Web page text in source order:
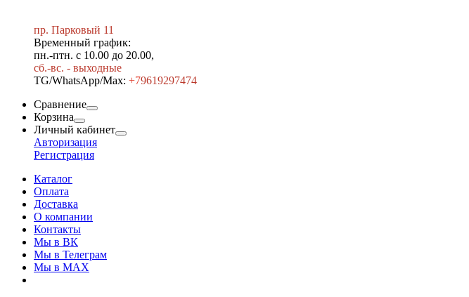
пр. Парковый 11
Временный график:
пн.-птн. с 10.00 до 20.00,
сб.-вс. - выходные
TG/WhatsApp/Max: +79619297474
Сравнение
Корзина
Личный кабинет
Авторизация
Регистрация
Каталог
Оплата
Доставка
О компании
Контакты
Мы в ВК
Мы в Телеграм
Мы в МAX